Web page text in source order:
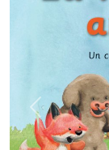
Previous